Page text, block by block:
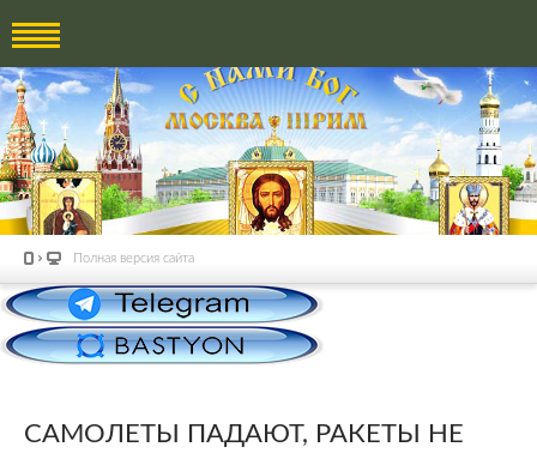
Полная версия сайта
САМОЛЕТЫ ПАДАЮТ, РАКЕТЫ НЕ